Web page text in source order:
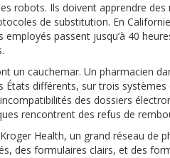
robots. Ils doivent apprendre
de substitution. En
employés passent jusqu’à 40
un cauchemar. Un pharmacien
différents, sur trois
des dossiers
rencontrent des refus de
Health, un grand réseau de
des formulaires clairs, et des